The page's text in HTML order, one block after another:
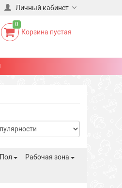
Личный кабинет
0
Корзина пустая
Пол Рабочая зона